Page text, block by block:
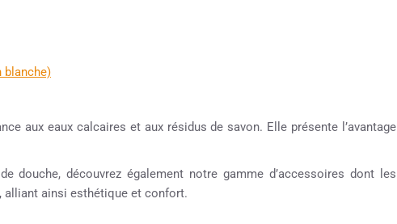
blanche)
aux eaux calcaires et aux résidus de savon. Elle présente l’avantage
douche, découvrez également notre gamme d’accessoires dont les
alliant ainsi esthétique et confort.